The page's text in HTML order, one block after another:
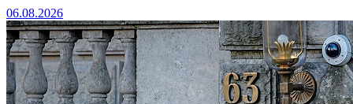
06.08.2026